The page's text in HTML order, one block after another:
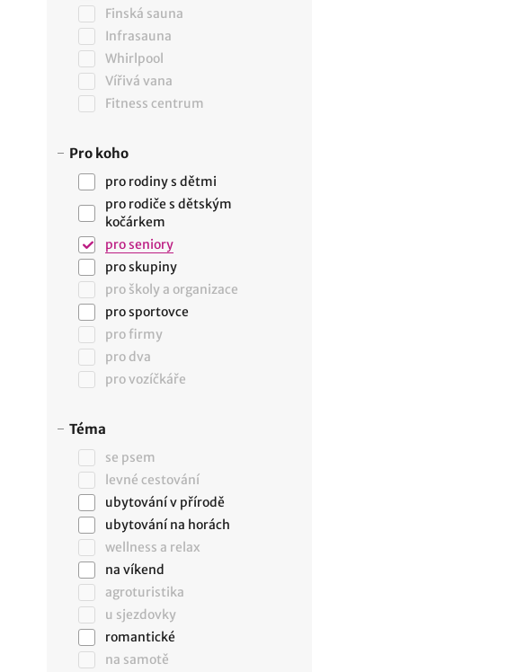
Finská sauna
Infrasauna
Whirlpool
Vířivá vana
Fitness centrum
Pro koho
pro rodiny s dětmi
pro rodiče s dětským
kočárkem
pro seniory
pro skupiny
pro školy a organizace
pro sportovce
pro firmy
pro dva
pro vozíčkáře
Téma
se psem
levné cestování
ubytování v přírodě
ubytování na horách
wellness a relax
na víkend
agroturistika
u sjezdovky
romantické
na samotě